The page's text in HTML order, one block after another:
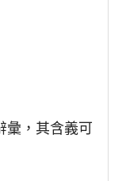
，其含義可